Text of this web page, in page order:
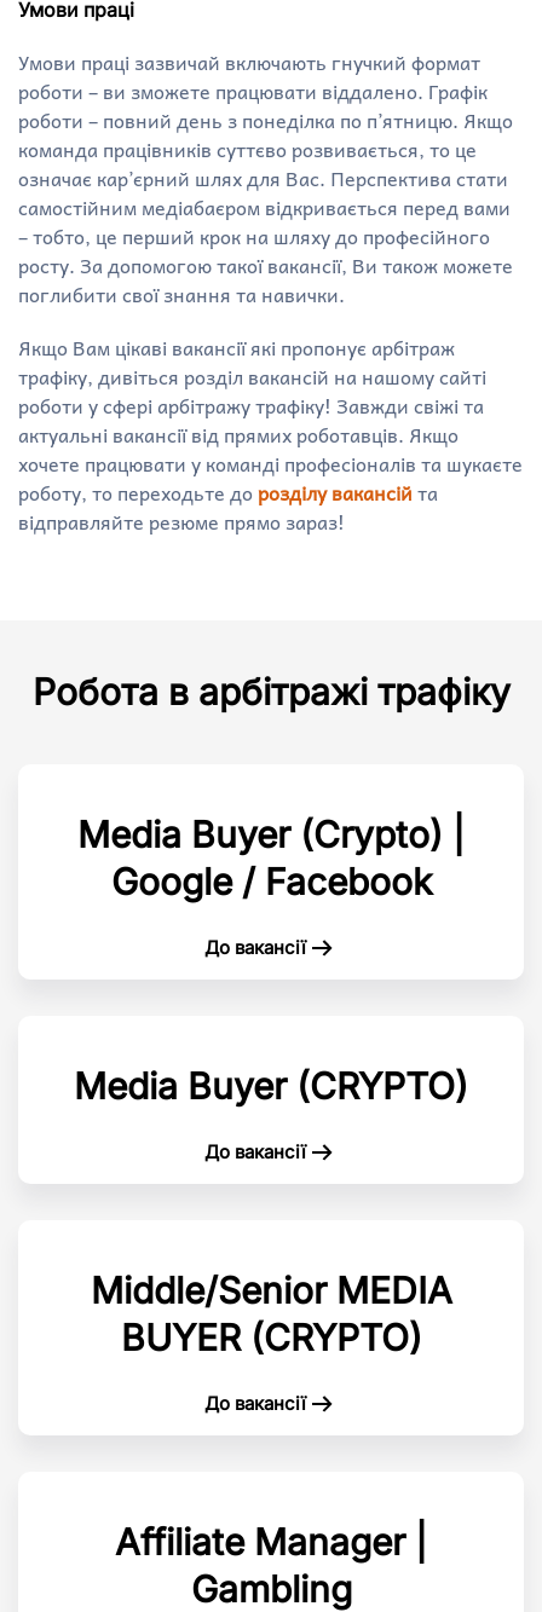
Умови праці
Умови праці зазвичай включають гнучкий формат
роботи – ви зможете працювати віддалено. Графік
роботи – повний день з понеділка по п’ятницю. Якщо
команда працівників суттєво розвивається, то це
означає кар’єрний шлях для Вас. Перспектива стати
самостійним медіабаєром відкривається перед вами
– тобто, це перший крок на шляху до професійного
росту. За допомогою такої вакансії, Ви також можете
поглибити свої знання та навички.
Якщо Вам цікаві вакансії які пропонує арбітраж
трафіку, дивіться розділ вакансій на нашому сайті
роботи у сфері арбітражу трафіку! Завжди свіжі та
актуальні вакансії від прямих роботавців. Якщо
хочете працювати у команді професіоналів та шукаєте
роботу, то переходьте дорозділу вакансійта
відправляйте резюме прямо зараз!
Робота в арбітражі трафіку
Media Buyer (Crypto) |
Google / Facebook
До вакансії
Media Buyer (CRYPTO)
До вакансії
Middle/Senior MEDIA
BUYER (CRYPTO)
До вакансії
Affiliate Manager |
Gambling